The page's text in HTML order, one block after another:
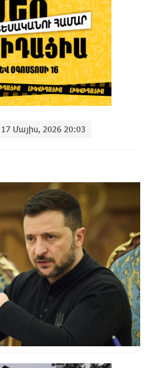
17 Մայիս, 2026 20:03